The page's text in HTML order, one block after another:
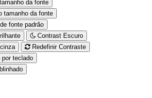
da fonte
tamanho da fonte
fonte padrão
Contrast Escuro
Redefinir Contraste
por teclado